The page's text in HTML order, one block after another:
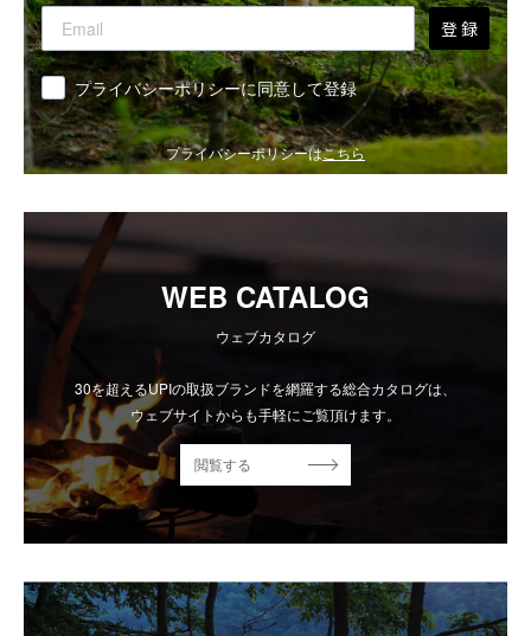
登 録
同意 プライバシーポリシーに同意して登録
プライバシーポリシーはこちら
WEB CATALOG
ウェブカタログ
30を超えるUPIの取扱ブランドを網羅する総合カタログは、
ウェブサイトからも手軽にご覧頂けます。
閲覧する